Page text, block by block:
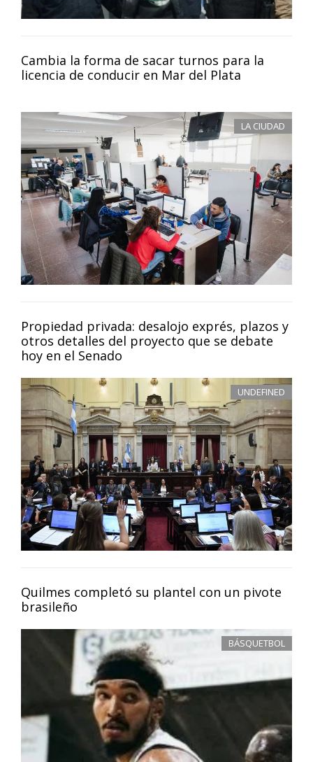
Cambia la forma de sacar turnos para la
licencia de conducir en Mar del Plata
LA CIUDAD
Propiedad privada: desalojo exprés, plazos y
otros detalles del proyecto que se debate
hoy en el Senado
UNDEFINED
Quilmes completó su plantel con un pivote
brasileño
BÁSQUETBOL